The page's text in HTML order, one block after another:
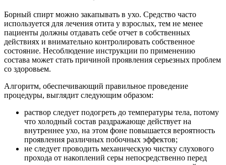
Борный спирт можно закапывать в ухо. Средство часто
используется для лечения отита у взрослых, тем не менее
пациенты должны отдавать себе отчет в собственных
действиях и внимательно контролировать собственное
состояние. Несоблюдение инструкции по применению
состава может стать причиной проявления серьезных проблем
со здоровьем.
Алгоритм, обеспечивающий правильное проведение
процедуры, выглядит следующим образом:
раствор следует подогреть до температуры тела, потому
что холодный состав раздражающе действует на
внутреннее ухо, на этом фоне повышается вероятность
проявления различных побочных эффектов;
не следует проводить механическую чистку слухового
прохода от накоплений серы непосредственно перед